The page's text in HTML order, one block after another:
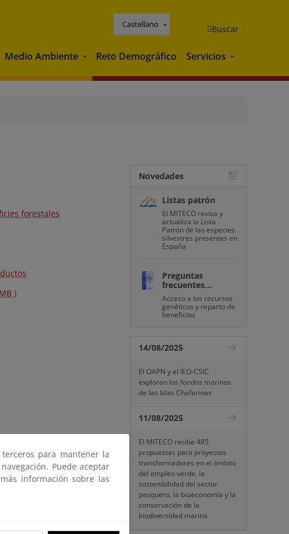
Castellano Buscar
Medio Ambiente Medio Ambiente
Reto Demográfico Servicios Servicios
forestales
)
Novedades
Listas patrón
El MITECO revisa y
actualiza la Lista
Patrón de las especies
silvestres presentes en
España
Preguntas
frecuentes...
Acceso a los recursos
genéticos y reparto de
beneficios
14/08/2025
El OAPN y el IEO-CSIC
exploran los fondos marinos
de las Islas Chafarinas
11/08/2025
El MITECO recibe 485
propuestas para proyectos
transformadores en el ámbito
del empleo verde, la
sostenibilidad del sector
pesquero, la bioeconomía y la
conservación de la
biodiversidad marina
para mantener la
Puede aceptar
información sobre las